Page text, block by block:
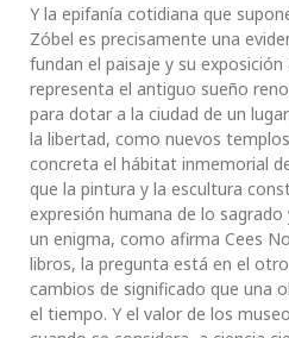
Y la epifanía cotidiana que
Zóbel es precisamente una
fundan el paisaje y su
representa el antiguo sueño
para dotar a la ciudad de un
la libertad, como nuevos
concreta el hábitat inmemorial
que la pintura y la escultura
expresión humana de lo
un enigma, como afirma Cees
libros, la pregunta está en el
cambios de significado que una
el tiempo. Y el valor de los